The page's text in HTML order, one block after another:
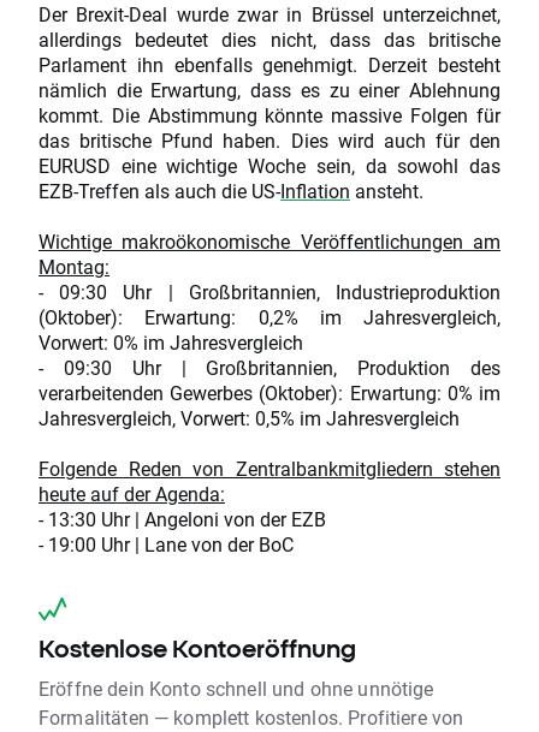
Der Brexit-Deal wurde zwar in Brüssel unterzeichnet,
allerdings bedeutet dies nicht, dass das britische
Parlament ihn ebenfalls genehmigt. Derzeit besteht
nämlich die Erwartung, dass es zu einer Ablehnung
kommt. Die Abstimmung könnte massive Folgen für
das britische Pfund haben. Dies wird auch für den
EURUSD eine wichtige Woche sein, da sowohl das
EZB-Treffen als auch die US-Inflation ansteht.
Wichtige makroökonomische Veröffentlichungen am
Montag:
- 09:30 Uhr | Großbritannien, Industrieproduktion
(Oktober): Erwartung: 0,2% im Jahresvergleich,
Vorwert: 0% im Jahresvergleich
- 09:30 Uhr | Großbritannien, Produktion des
verarbeitenden Gewerbes (Oktober): Erwartung: 0% im
Jahresvergleich, Vorwert: 0,5% im Jahresvergleich
Folgende Reden von Zentralbankmitgliedern stehen
heute auf der Agenda:
- 13:30 Uhr | Angeloni von der EZB
- 19:00 Uhr | Lane von der BoC
Kostenlose Kontoeröffnung
Eröffne dein Konto schnell und ohne unnötige
Formalitäten — komplett kostenlos. Profitiere von